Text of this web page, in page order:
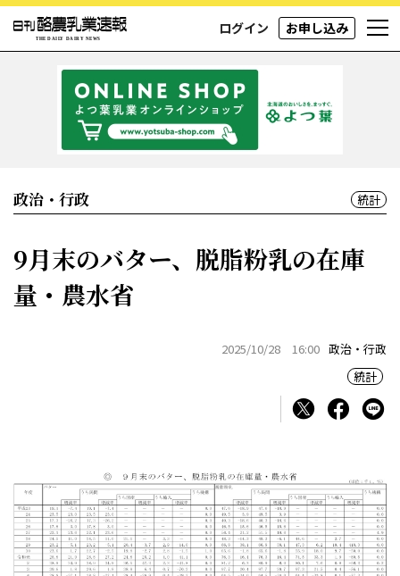
ログイン お申し込み
政治・行政 統計
9月末のバター、脱脂粉乳の在庫
量・農水省
2025/10/28 16:00 政治・行政
統計